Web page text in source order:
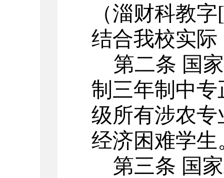
（淄财科教字
结合我校实
第二条 国
制三年制中
级所有涉农
经济困难学生
第三条 国